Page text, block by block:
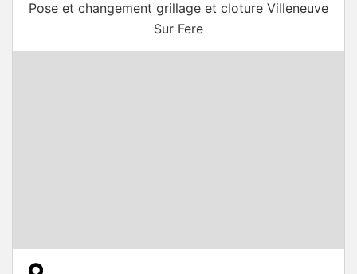
Pose et changement grillage et cloture Villeneuve
Sur Fere